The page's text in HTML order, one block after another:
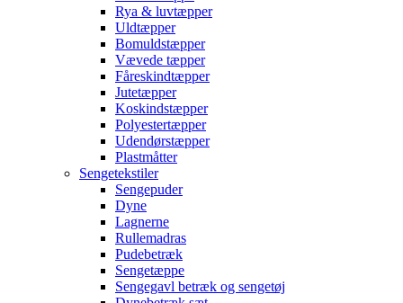
Rya & luvtæpper
Uldtæpper
Bomuldstæpper
Vævede tæpper
Fåreskindtæpper
Jutetæpper
Koskindstæpper
Polyestertæpper
Udendørstæpper
Plastmåtter
Sengetekstiler
Sengepuder
Dyne
Lagnerne
Rullemadras
Pudebetræk
Sengetæppe
Sengegavl betræk og sengetøj